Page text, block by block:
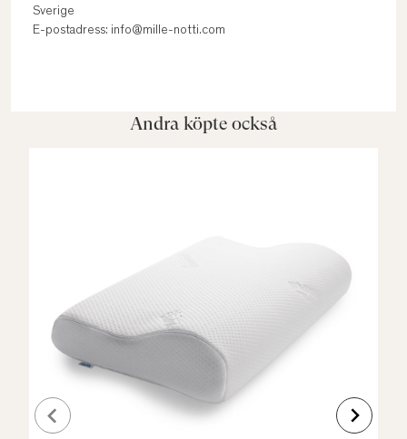
Sverige
E-postadress: info@mille-notti.com
Andra köpte också